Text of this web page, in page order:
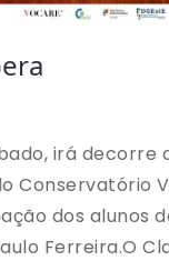
irá decorre a
Conservatório
dos alunos
Ferreira.O